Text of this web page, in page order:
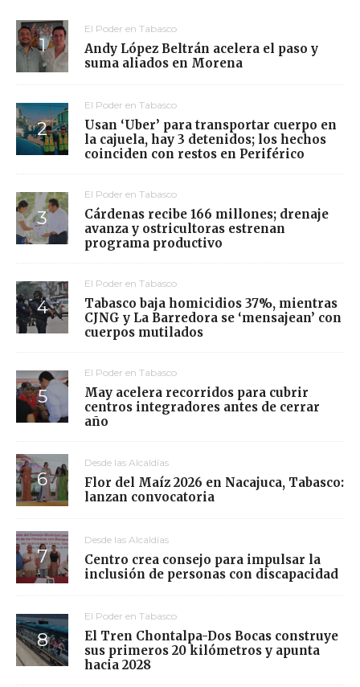
El Poder en Tabasco
Andy López Beltrán acelera el paso y
suma aliados en Morena
El Poder en Tabasco
Usan ‘Uber’ para transportar cuerpo en
la cajuela, hay 3 detenidos; los hechos
coinciden con restos en Periférico
El Poder en Tabasco
Cárdenas recibe 166 millones; drenaje
avanza y ostricultoras estrenan
programa productivo
El Poder en Tabasco
Tabasco baja homicidios 37%, mientras
CJNG y La Barredora se ‘mensajean’ con
cuerpos mutilados
El Poder en Tabasco
May acelera recorridos para cubrir
centros integradores antes de cerrar
año
Desde las Alcaldías
Flor del Maíz 2026 en Nacajuca, Tabasco:
lanzan convocatoria
Desde las Alcaldías
Centro crea consejo para impulsar la
inclusión de personas con discapacidad
El Poder en Tabasco
El Tren Chontalpa-Dos Bocas construye
sus primeros 20 kilómetros y apunta
hacia 2028